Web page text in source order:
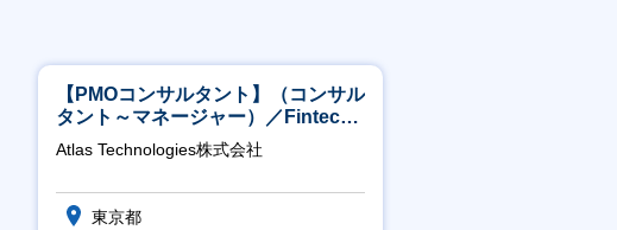
【PMOコンサルタント】（コンサル
タント～マネージャー）／Fintech
領域／設立5年弱で上場
Atlas Technologies株式会社
東京都